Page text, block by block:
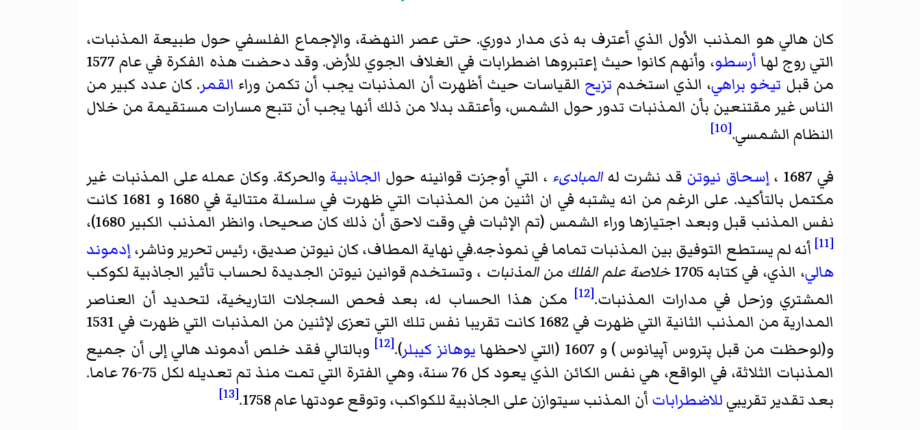
كان هالي هو المذنب الأول الذي أعترف به ذى مدار دوري. حتى عصر النهضة، والإجماع الفلسفي حول طبيعة المذنبات،
التي روج لها أرسطو
، وأنهم كانوا حيث إعتبروها اضطرابات في الغلاف الجوي للأرض. وقد دحضت هذه الفكرة في عام 1577
من قبل تيخو براهي، الذي استخدم تزيح القياسات حيث أظهرت أن المذنبات يجب أن تكمن وراء القمر. كان عدد كبير من
الناس غير مقتنعين بأن المذنبات تدور حول الشمس، وأعتقد بدلا من ذلك أنها يجب أن تتبع مسارات مستقيمة من خلال
النظام الشمسي.[10]
في 1687 ، إسحاق نيوتن قد نشرت لهالمبادىء ، التي أوجزت قوانينه حول الجاذبية والحركة. وكان عمله على المذنبات غير
مكتمل بالتأكيد. على الرغم من انه يشتبه في ان اثنين من المذنبات التي ظهرت في سلسلة متتالية في 1680 و 1681 كانت
نفس المذنب قبل وبعد اجتيازها وراء الشمس (تم الإثبات في وقت لاحق أن ذلك كان صحيحا، وانظر المذنب الكبير 1680 )،
[11] أنه لم يستطع التوفيق بين المذنبات تماما في نموذجه.في نهاية المطاف، كان نيوتن صديق، رئيس تحرير وناشر،إدموند
هالي، الذي، في كتابه 1705 خلاصة علم الفلك من المذنبات ، وتستخدم قوانين نيوتن الجديدة لحساب تأثير الجاذبية لكوكب
المشتري وزحل في مدارات المذنبات.[12] مكن هذا الحساب له، بعد فحص السجلات التاريخية، لتحديد أن العناصر
المدارية
من المذنب الثانية التي ظهرت في 1682 كانت تقريبا نفس تلك التي تعزى لإثنين من المذنبات التي ظهرت في 1531
و(لوحظت من قبل پتروس آپیانوس) و 1607 (التي لاحظها يوهانز كيبلر).
[12]
وبالتالي فقد خلص أدموند هالي إلى أن جميع
المذنبات الثلاثة، في الواقع، هي نفس الكائن الذي يعود كل 76 سنة، وهي الفترة التي تمت منذ تم تعديله لكل 75-76 عاما.
بعد تقدير تقريبيللاضطرابات أن المذنب سيتوازن على الجاذبية للكواكب، وتوقع عودتها عام 1758. [13]